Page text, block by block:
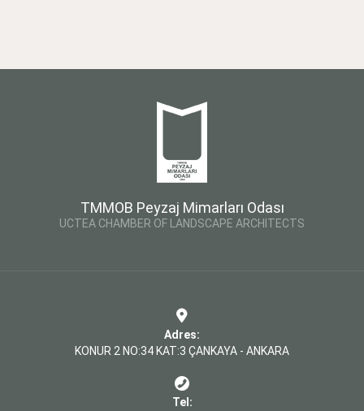
TMMOB Peyzaj Mimarları Odası
UCTEA CHAMBER OF LANDSCAPE ARCHITECTS
Adres:
KONUR 2 NO:34 KAT:3 ÇANKAYA - ANKARA
Tel: